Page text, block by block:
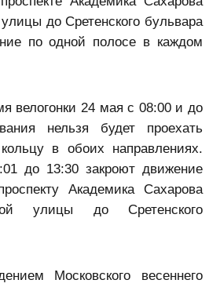
до Сретенского бульвара
по одной полосе в каждом
велогонки 24 мая с 08:00 и до
нельзя будет проехать
в обоих направлениях.
до 13:30 закроют движение
Академика Сахарова
улицы до Сретенского
Московского весеннего